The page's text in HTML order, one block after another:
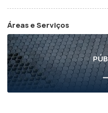
Áreas e Serviços